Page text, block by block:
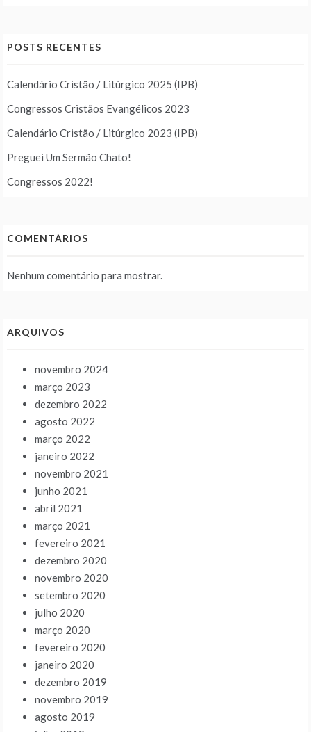
POSTS RECENTES
Calendário Cristão / Litúrgico 2025 (IPB)
Congressos Cristãos Evangélicos 2023
Calendário Cristão / Litúrgico 2023 (IPB)
Preguei Um Sermão Chato!
Congressos 2022!
COMENTÁRIOS
Nenhum comentário para mostrar.
ARQUIVOS
novembro 2024
março 2023
dezembro 2022
agosto 2022
março 2022
janeiro 2022
novembro 2021
junho 2021
abril 2021
março 2021
fevereiro 2021
dezembro 2020
novembro 2020
setembro 2020
julho 2020
março 2020
fevereiro 2020
janeiro 2020
dezembro 2019
novembro 2019
agosto 2019